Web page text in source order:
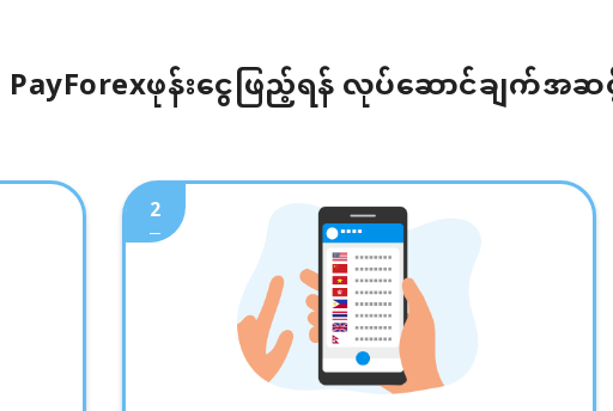
PayForexဖုန်းငွေဖြည့်ရန် လုပ်ဆောင်ချက်
2